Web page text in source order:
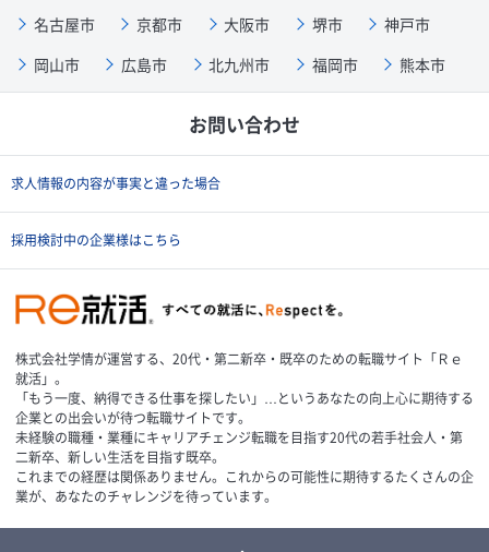
名古屋市
京都市 大阪市 堺市
神戸市
岡山市
広島市 北九州市 福岡市 熊本市
お問い合わせ
求人情報の内容が事実と違った場合
採用検討中の企業様はこちら
株式会社学情が運営する、20代・第二新卒・既卒のための転職サイト「Ｒｅ
就活」。
「もう一度、納得できる仕事を探したい」…というあなたの向上心に期待する
企業との出会いが待つ転職サイトです。
未経験の職種・業種にキャリアチェンジ転職を目指す20代の若手社会人・第
二新卒、新しい生活を目指す既卒。
これまでの経歴は関係ありません。これからの可能性に期待するたくさんの企
業が、あなたのチャレンジを待っています。